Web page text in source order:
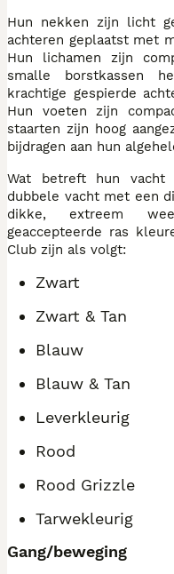
Hun nekken zijn licht
achteren geplaatst met
Hun lichamen zijn
smalle borstkassen
krachtige gespierde
Hun voeten zijn
staarten zijn hoog
bijdragen aan hun
Wat betreft hun vacht
dubbele vacht met een
dikke, extreem
geaccepteerde ras
Club zijn als volgt:
Zwart
Zwart & Tan
Blauw
Blauw & Tan
Leverkleurig
Rood
Rood Grizzle
Tarwekleurig
Gang/beweging